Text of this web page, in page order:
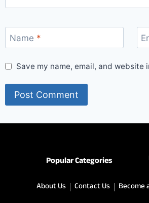
Name *
Save my name, email, and
Popular Categories
About Us Contact Us Become